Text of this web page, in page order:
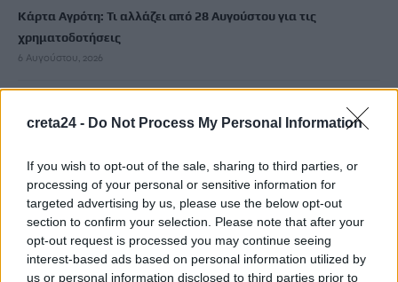
creta24 - Do Not Process My Personal Information
If you wish to opt-out of the sale, sharing to third parties, or
processing of your personal or sensitive information for
targeted advertising by us, please use the below opt-out
section to confirm your selection. Please note that after your
opt-out request is processed you may continue seeing
interest-based ads based on personal information utilized by
us or personal information disclosed to third parties prior to
Κάρτα Αγρότη: Τι αλλάζει από 28 Αυγούστου για τις
χρηματοδοτήσεις
6 Αυγούστου, 2026
Νέα χρηματοδότηση 1,5 εκατ. ευρώ για διαπλάτυνση του
Αγιοβασιλιώτικου Παραλιακού Δρόμου
Τι δείχνει η ιατροδικαστική εξέταση για τα αίτια θανάτου του
90χρονου που εντοπίστηκε μέσα σε καταψύκτη
6 Αυγούστου, 2026